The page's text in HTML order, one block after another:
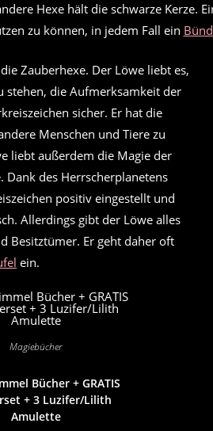
Hexe hält die schwarze Kerze.
zu können, in jedem Fall ein
Zauberhexe. Der Löwe liebt es,
stehen, die Aufmerksamkeit der
sicher. Er hat die
Menschen und Tiere zu
liebt außerdem die Magie der
Dank des Herrscherplanetens
positiv eingestellt und
Allerdings gibt der Löwe alles
Besitztümer. Er geht daher oft
ein.
Magiebücher
Bücher + GRATIS
+ 3 Luzifer/Lilith
Amulette